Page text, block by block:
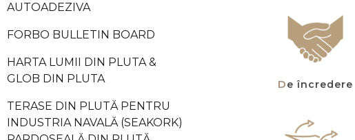
AUTOADEZIVA
FORBO BULLETIN BOARD
HARTA LUMII DIN PLUTA &
GLOB DIN PLUTA
TERASE DIN PLUTĂ PENTRU
INDUSTRIA NAVALĂ (SEAKORK)
De încredere